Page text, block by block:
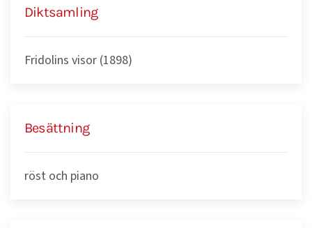
Diktsamling
Fridolins visor (1898)
Besättning
röst och piano